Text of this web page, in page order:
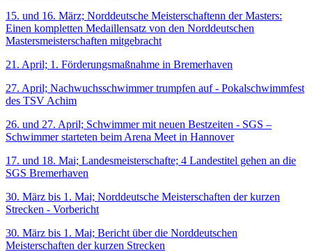
15. und 16. März; Norddeutsche Meisterschaftenn der Masters:
Einen kompletten Medaillensatz von den Norddeutschen
Mastersmeisterschaften mitgebracht
21. April; 1. Förderungsmaßnahme in Bremerhaven
27. April; Nachwuchsschwimmer trumpfen auf - Pokalschwimmfest
des TSV Achim
26. und 27. April; Schwimmer mit neuen Bestzeiten - SGS –
Schwimmer starteten beim Arena Meet in Hannover
17. und 18. Mai; Landesmeisterschafte; 4 Landestitel gehen an die
SGS Bremerhaven
30. März bis 1. Mai; Norddeutsche Meisterschaften der kurzen
Strecken - Vorbericht
30. März bis 1. Mai; Bericht über die Norddeutschen
Meisterschaften der kurzen Strecken